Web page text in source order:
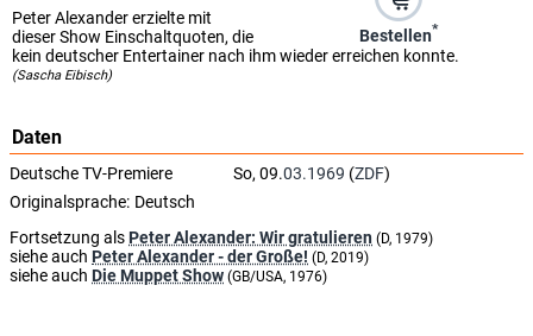
Bestellen*
Peter Alexander erzielte mit
dieser Show Einschaltquoten, die
kein deutscher Entertainer nach ihm wieder erreichen konnte.
(Sascha Eibisch)
Daten
Deutsche TV-Premiere So, 09.03.1969 (ZDF)
Originalsprache: Deutsch
Fortsetzung alsPeter Alexander: Wir gratulieren (D, 1979)
siehe auch Peter Alexander - der Große! (D, 2019)
siehe auch Die Muppet Show (GB/USA, 1976)